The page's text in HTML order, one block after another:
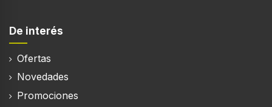
Depósito fácil de vaciar
Mango ergonómico
De interés
Ofertas
Novedades
Promociones